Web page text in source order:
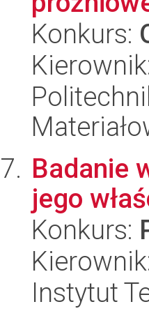
Konkurs:
Badanie
jego
Konkurs:
Instytut